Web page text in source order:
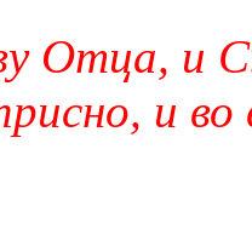
Отца, и
и во